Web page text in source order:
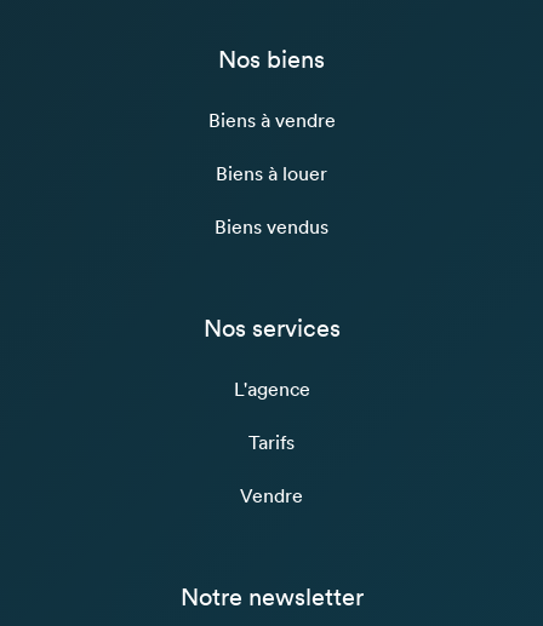
Nos biens
Biens à vendre
Biens à louer
Biens vendus
Nos services
L'agence
Tarifs
Vendre
Notre newsletter